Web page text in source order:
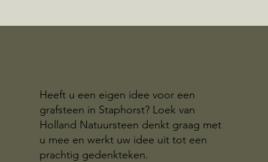
Heeft u een eigen idee voor een
grafsteen in Staphorst? Loek van
Holland Natuursteen denkt graag met
u mee en werkt uw idee uit tot een
prachtig gedenkteken.